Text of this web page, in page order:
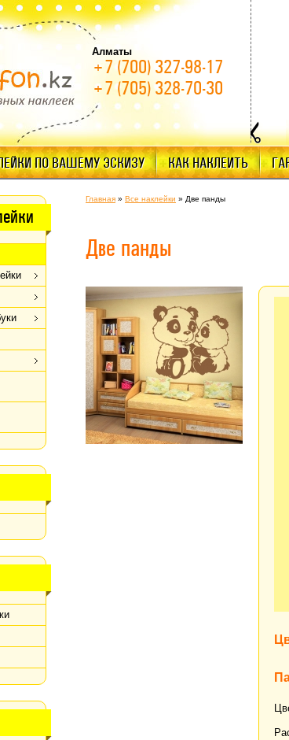
Алматы
+7 (700) 327-98-17
+7 (705) 328-70-30
ПО ВАШЕМУ ЭСКИЗУ КАК НАКЛЕИТЬ
Главная » Все наклейки » Две панды
Две панды